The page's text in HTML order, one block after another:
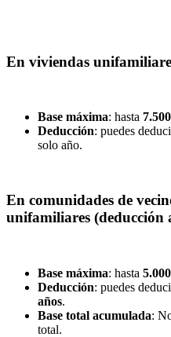
En viviendas
Base máxima: hasta
Deducción: puedes
solo año.
En comunidades de
unifamiliares (deducción
Base máxima: hasta
Deducción: puedes
años.
Base total acumulada:
total.